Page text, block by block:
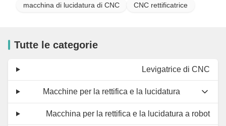
macchina di lucidatura di CNC
CNC rettificatrice
Tutte le categorie
Levigatrice di CNC
Macchine per la rettifica e la lucidatura
Macchina per la rettifica e la lucidatura a robot